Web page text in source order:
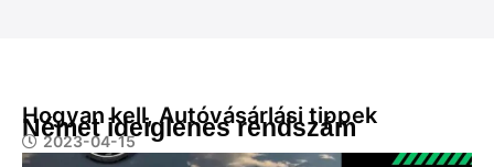
Hogyan kell,Autóvásárlási tippek
Német ideiglenes rendszám
2023-04-15